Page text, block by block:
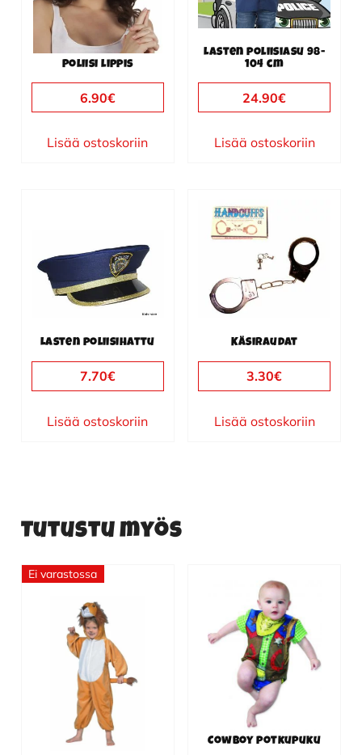
Poliisi lippis
6.90€
Lisää ostoskoriin
Lasten poliisiasu 98-
104 cm
24.90€
Lisää ostoskoriin
Lasten poliisihattu
7.70€
Lisää ostoskoriin
Käsiraudat
3.30€
Lisää ostoskoriin
Tutustu myös
Ei varastossa
Tällä
tuotteella
useampi
muunnelma.
valinnat
Cowboy potkupuku
tuotteella
useampi
muunnelma.